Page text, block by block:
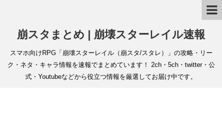
崩スタまとめ | 崩壊スターレイル速報
スマホ向けRPG「崩壊スターレイル（崩スタ/スタレ）」の攻略・リー
ク・ネタ・キャラ情報を速報でまとめています！ 2ch・5ch・twitter・公
式・Youtubeなどから役立つ情報を厳選してお届け中です。